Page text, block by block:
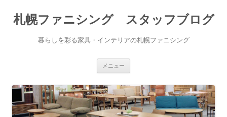
札幌ファニシング スタッフブログ
暮らしを彩る家具・インテリアの札幌ファニシング
メニュー